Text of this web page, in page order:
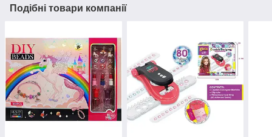
Подібні товари компанії